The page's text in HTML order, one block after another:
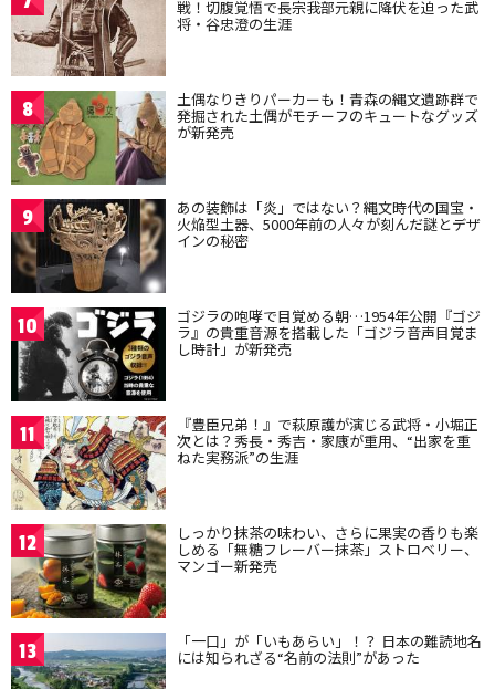
戦！切腹覚悟で長宗我部元親に降伏を迫った武
将・谷忠澄の生涯
8 土偶なりきりパーカーも！青森の縄文遺跡群で
発掘された土偶がモチーフのキュートなグッズ
が新発売
9 あの装飾は「炎」ではない？縄文時代の国宝・
火焔型土器、5000年前の人々が刻んだ謎とデザ
インの秘密
10 ゴジラの咆哮で目覚める朝…1954年公開『ゴジ
ラ』の貴重音源を搭載した「ゴジラ音声目覚ま
し時計」が新発売
11 『豊臣兄弟！』で萩原護が演じる武将・小堀正
次とは？秀長・秀吉・家康が重用、“出家を重
ねた実務派”の生涯
12 しっかり抹茶の味わい、さらに果実の香りも楽
しめる「無糖フレーバー抹茶」ストロベリー、
マンゴー新発売
13 「一口」が「いもあらい」！？ 日本の難読地名
には知られざる“名前の法則”があった